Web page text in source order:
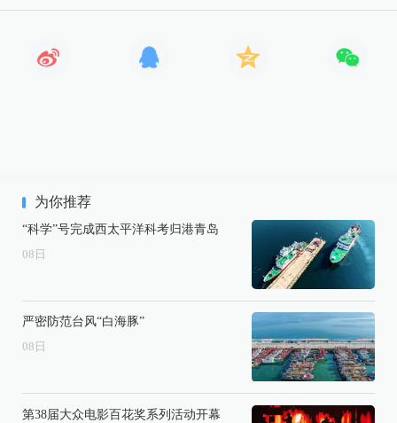
为你推荐
“科学”号完成西太平洋科考归港青岛
08 日
严密防范台风“白海豚”
08 日
第38届大众电影百花奖系列活动开幕